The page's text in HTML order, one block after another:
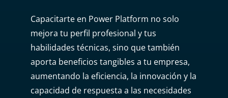
Capacitarte en Power Platform no solo
mejora tu perfil profesional y tus
habilidades técnicas, sino que también
aporta beneficios tangibles a tu empresa,
aumentando la eficiencia, la innovación y la
capacidad de respuesta a las necesidades